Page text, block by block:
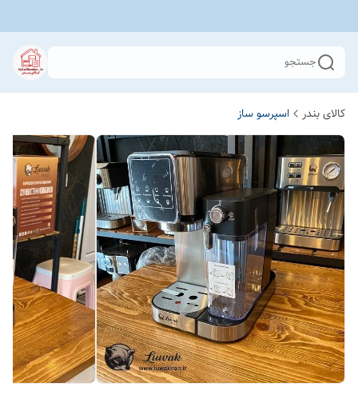
جستجو
کالای بندر اسپرسو ساز